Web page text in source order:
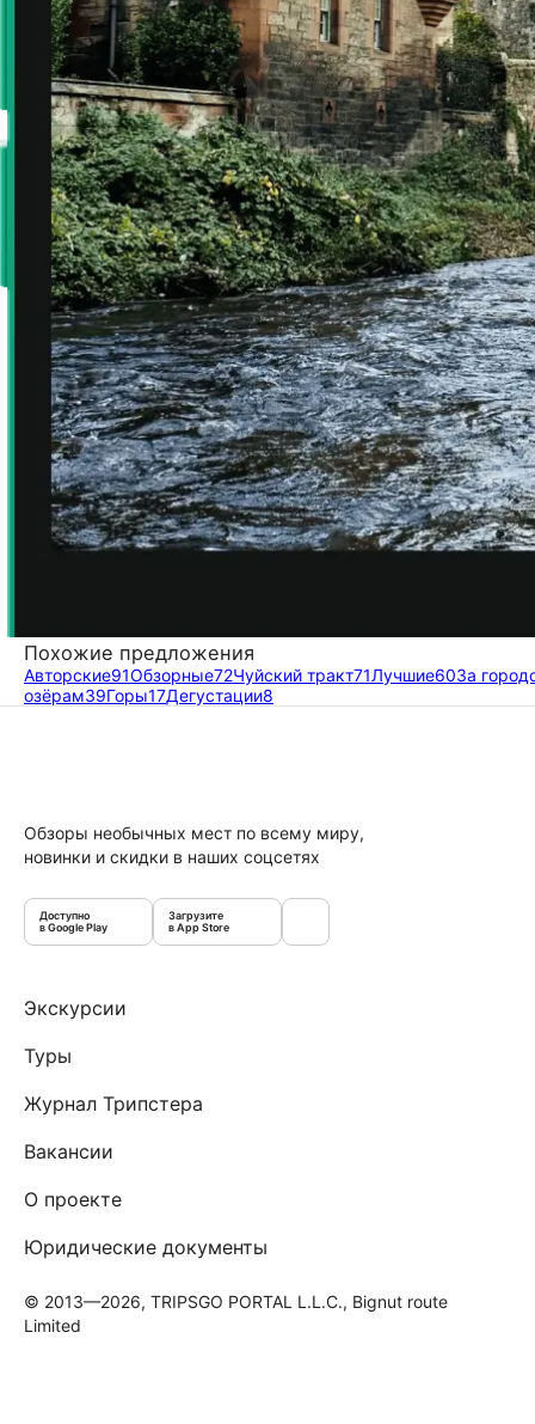
Похожие предложения
Авторские91Обзорные72Чуйский тракт71Лучшие60За
озёрам39Горы17Дегустации8
Обзоры необычных мест по всему миру,
новинки и скидки в наших соцсетях
Доступно
в Google Play
Загрузите
в App Store
Экскурсии
Туры
Журнал Трипстера
Вакансии
О проекте
Юридические документы
© 2013—2026, TRIPSGO PORTAL L.L.C., Bignut route
Limited